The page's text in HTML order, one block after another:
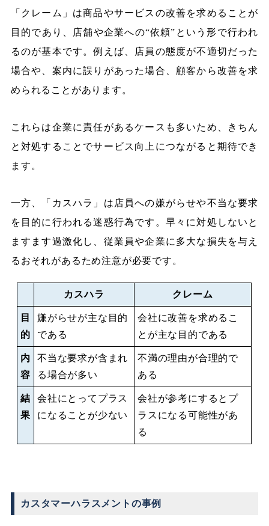
「クレーム」は商品やサービスの改善を求めることが
目的であり、店舗や企業への“依頼”という形で行われ
るのが基本です。例えば、店員の態度が不適切だった
場合や、案内に誤りがあった場合、顧客から改善を求
められることがあります。
これらは企業に責任があるケースも多いため、きちん
と対処することでサービス向上につながると期待でき
ます。
一方、「カスハラ」は店員への嫌がらせや不当な要求
を目的に行われる迷惑行為です。早々に対処しないと
ますます過激化し、従業員や企業に多大な損失を与え
るおそれがあるため注意が必要です。
カスハラ クレーム
目
的
嫌がらせが主な目的
である
会社に改善を求めるこ
とが主な目的である
内
容
不当な要求が含まれ
る場合が多い
不満の理由が合理的で
ある
結
果
会社にとってプラス
になることが少ない
会社が参考にするとプ
ラスになる可能性があ
る
カスタマーハラスメントの事例